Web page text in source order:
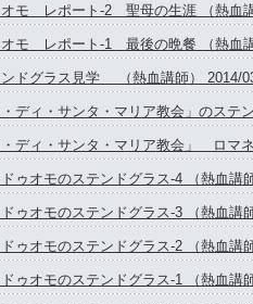
オモ レポート-2 聖母の生涯 （熱血
オモ レポート-1 最後の晩餐 （熱血
ンドグラス見学 （熱血講師） 2014/
・ディ・サンタ・マリア教会」のステ
・ディ・サンタ・マリア教会」 ロマ
ゥオモのステンドグラス-4 （熱血講
ゥオモのステンドグラス-3 （熱血講
ゥオモのステンドグラス-2 （熱血講
ゥオモのステンドグラス-1 （熱血講